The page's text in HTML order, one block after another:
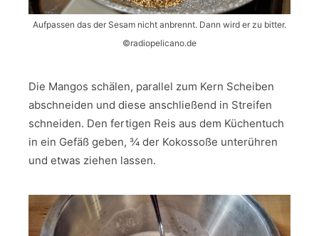
Aufpassen das der Sesam nicht anbrennt. Dann wird er zu bitter.
©radiopelicano.de
Die Mangos schälen, parallel zum Kern Scheiben
abschneiden und diese anschließend in Streifen
schneiden. Den fertigen Reis aus dem Küchentuch
in ein Gefäß geben, ¾ der Kokossoße unterühren
und etwas ziehen lassen.